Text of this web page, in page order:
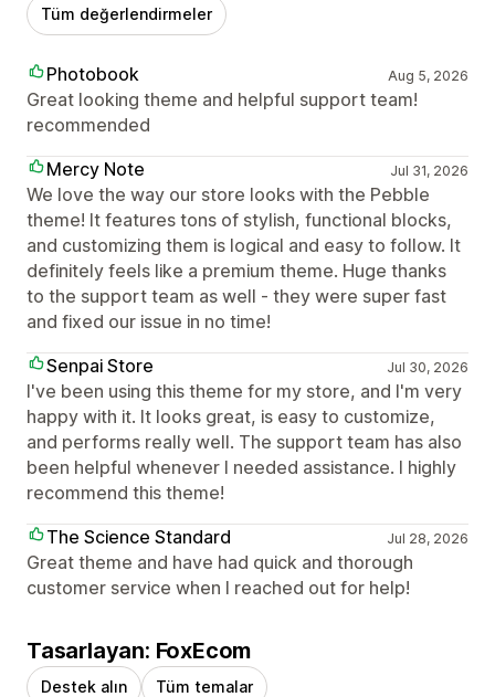
Tüm değerlendirmeler
Photobook Aug 5, 2026
Great looking theme and helpful support team!
recommended
Mercy Note
Jul 31, 2026
We love the way our store looks with the Pebble
theme! It features tons of stylish, functional blocks,
and customizing them is logical and easy to follow. It
definitely feels like a premium theme. Huge thanks
to the support team as well - they were super fast
and fixed our issue in no time!
Senpai Store
Jul 30, 2026
I've been using this theme for my store, and I'm very
happy with it. It looks great, is easy to customize,
and performs really well. The support team has also
been helpful whenever I needed assistance. I highly
recommend this theme!
The Science Standard
Jul 28, 2026
Great theme and have had quick and thorough
customer service when I reached out for help!
Tasarlayan: FoxEcom
Destek alın Tüm temalar